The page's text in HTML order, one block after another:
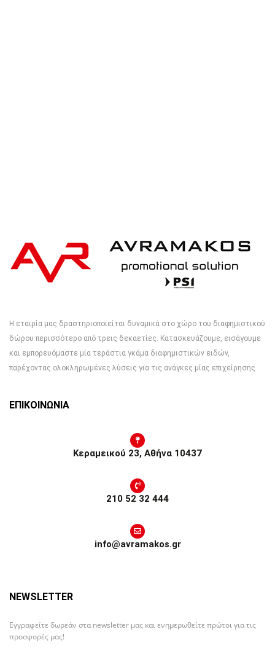
Η εταιρία μας δραστηριοποιείται δυναμικά στο χώρο του διαφημιστικού
δώρου περισσότερο από τρεις δεκαετίες. Κατασκευάζουμε, εισάγουμε
και εμπορευόμαστε μία τεράστια γκάμα διαφημιστικών ειδών,
παρέχοντας ολοκληρωμένες λύσεις για τις ανάγκες μίας επιχείρησης
ΕΠΙΚΟΙΝΩΝΙΑ
Κεραμεικού 23, Αθήνα 10437
210 52 32 444
info@avramakos.gr
NEWSLETTER
Εγγραφείτε δωρεάν στα newsletter μας και ενημερωθείτε πρώτοι για τις
προσφορές μας!